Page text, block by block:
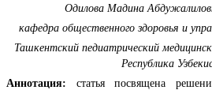
Одилова Мадина
кафедра общественного здоровья и
Ташкентский педиатрический
Республика
Аннотация: статья посвящена